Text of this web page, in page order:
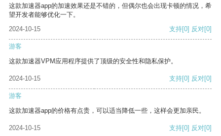
这款加速器app的加速效果还是不错的，但偶尔也会出现卡顿的情况，希
望开发者能够优化一下。
2024-10-15
支持[0] 反对[0]
游客
这款加速器VPM应用程序提供了顶级的安全性和隐私保护。
2024-10-15 支持[0] 反对[0]
游客
这款加速器app的价格有点贵，可以适当降低一些，这样会更加亲民。
2024-10-15 支持[0] 反对[0]